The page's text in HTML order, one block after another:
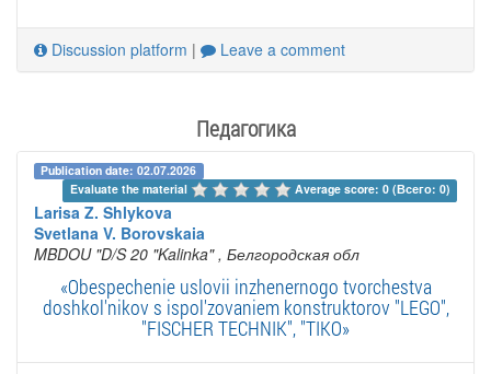
Discussion platform | Leave a comment
Педагогика
Publication date: 02.07.2026
Evaluate the material
Average score: 0 (Всего: 0)
Larisa Z. Shlykova
Svetlana V. Borovskaia
MBDOU "D/S 20 "Kalinka" , Белгородская обл
«Obespechenie uslovii inzhenernogo tvorchestva
doshkol'nikov s ispol'zovaniem konstruktorov "LEGO",
"FISCHER TECHNIK", "TIKO»